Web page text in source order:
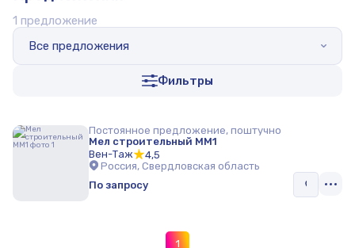
Все предложения
Фильтры
1 предложение
Постоянное предложение, поштучно
Мел строительный ММ1
Вен-Таж
4,5
Россия, Свердловская область
По запросу
1